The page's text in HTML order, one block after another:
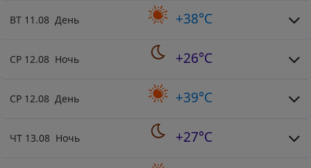
ВТ 11.08 День +38°C
СР 12.08 Ночь +26°C
СР 12.08 День +39°C
ЧТ 13.08 Ночь +27°C